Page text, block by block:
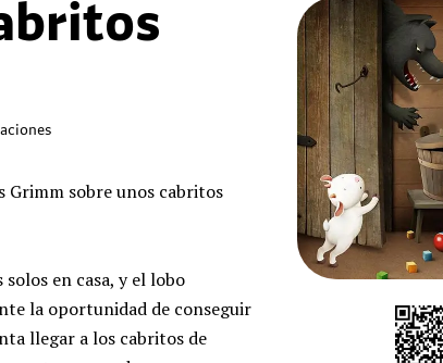
Grimm sobre unos cabritos
en casa, y el lobo
la oportunidad de conseguir
llegar a los cabritos de